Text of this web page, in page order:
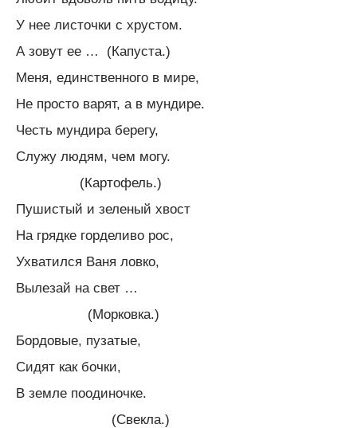
У нее листочки с хрустом.
А зовут ее … (Капуста.)
Меня, единственного в мире,
Не просто варят, а в мундире.
Честь мундира берегу,
Служу людям, чем могу.
(Картофель.)
Пушистый и зеленый хвост
На грядке горделиво рос,
Ухватился Ваня ловко,
Вылезай на свет …
(Морковка.)
Бордовые, пузатые,
Сидят как бочки,
В земле поодиночке.
(Свекла.)